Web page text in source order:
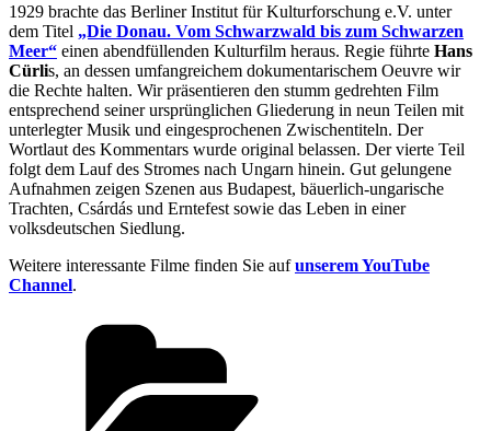
1929 brachte das Berliner Institut für Kulturforschung e.V. unter
dem Titel „Die Donau. Vom Schwarzwald bis zum Schwarzen
Meer“ einen abendfüllenden Kulturfilm heraus. Regie führte Hans
Cürlis, an dessen umfangreichem dokumentarischem Oeuvre wir
die Rechte halten. Wir präsentieren den stumm gedrehten Film
entsprechend seiner ursprünglichen Gliederung in neun Teilen mit
unterlegter Musik und eingesprochenen Zwischentiteln. Der
Wortlaut des Kommentars wurde original belassen. Der vierte Teil
folgt dem Lauf des Stromes nach Ungarn hinein. Gut gelungene
Aufnahmen zeigen Szenen aus Budapest, bäuerlich-ungarische
Trachten, Csárdás und Erntefest sowie das Leben in einer
volksdeutschen Siedlung.
Weitere interessante Filme finden Sie aufunserem YouTube
Channel.